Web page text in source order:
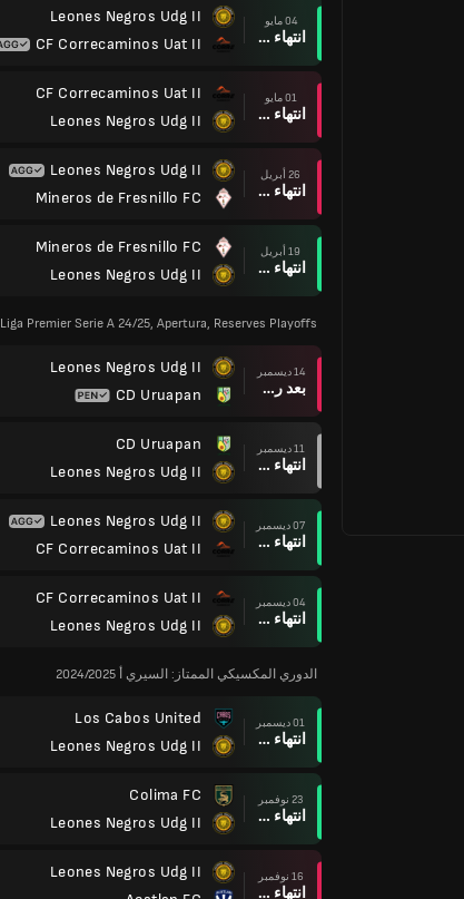
04 مايو
انتهاء وقت المباراة
Leones Negros Udg II
CF Correcaminos Uat II
01 مايو
انتهاء وقت المباراة
CF Correcaminos Uat II
Leones Negros Udg II
26 أبريل
انتهاء وقت المباراة
Leones Negros Udg II
Mineros de Fresnillo FC
19 أبريل
انتهاء وقت المباراة
Mineros de Fresnillo FC
Leones Negros Udg II
Liga Premier Serie A 24/25, Apertura, Reserves Playoffs
14 ديسمبر
بعد ركلات الترجيح
Leones Negros Udg II
CD Uruapan
11 ديسمبر
انتهاء وقت المباراة
CD Uruapan
Leones Negros Udg II
07 ديسمبر
انتهاء وقت المباراة
Leones Negros Udg II
CF Correcaminos Uat II
04 ديسمبر
انتهاء وقت المباراة
CF Correcaminos Uat II
Leones Negros Udg II
الدوري المكسيكي الممتاز: السيري أ 2024/2025
01 ديسمبر
انتهاء وقت المباراة
Los Cabos United
Leones Negros Udg II
23 نوفمبر
انتهاء وقت المباراة
Colima FC
Leones Negros Udg II
16 نوفمبر
انتهاء وقت المباراة
Leones Negros Udg II